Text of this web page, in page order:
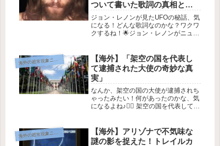
ついて書いた歌詞の真相と
は？
ジョン・レノンが見たUFOの秘話、気
になる！どんな歌詞なのかな？ワクワ
クするね！🌟ジョン・レノンがニュー
Joost Evers / Anefo故ジョン・レノン
は、19...
海
外の超常現象ニュース
【海外】「架空の国を代表し
て逮捕された大使の奇妙な真
実」
なんか、架空の国の大使が逮捕されち
ゃったみたい！何があったのかな、気
になるよね♪👮‍♂️ 架空の国を代表して逮
いた男が逮捕されたよ！✨これは、本
物の国の旗だよ。実在しない...
海
外の超常現象ニュース
【海外】アリゾナで不気味な
謎の影を捉えた！トレイルカ